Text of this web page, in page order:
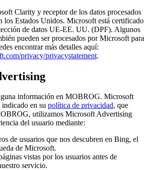
Clarity y receptor de los datos procesados
los Estados Unidos. Microsoft está certificado
de datos UE-EE. UU. (DPF). Algunos
pueden ser procesados por Microsoft para
encontrar más detalles aquí:
privacy/privacystatement.
información en MOBROG. Microsoft
indicado en su política de privacidad, que
utilizamos Microsoft Advertising
del usuario mediante:
de usuarios que nos descubren en Bing, el
de Microsoft.
vistas por los usuarios antes de
servicio.